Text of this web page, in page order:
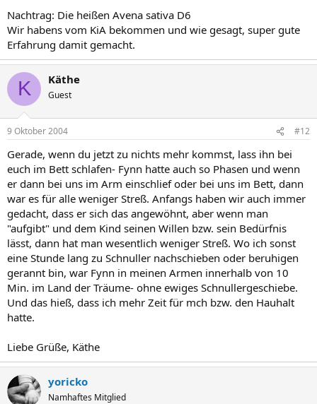
Nachtrag: Die heißen Avena sativa D6
Wir habens vom KiA bekommen und wie gesagt, super gute
Erfahrung damit gemacht.
K Käthe
Guest
9 Oktober 2004 #12
Gerade, wenn du jetzt zu nichts mehr kommst, lass ihn bei
euch im Bett schlafen- Fynn hatte auch so Phasen und wenn
er dann bei uns im Arm einschlief oder bei uns im Bett, dann
war es für alle weniger Streß. Anfangs haben wir auch immer
gedacht, dass er sich das angewöhnt, aber wenn man
"aufgibt" und dem Kind seinen Willen bzw. sein Bedürfnis
lässt, dann hat man wesentlich weniger Streß. Wo ich sonst
eine Stunde lang zu Schnuller nachschieben oder beruhigen
gerannt bin, war Fynn in meinen Armen innerhalb von 10
Min. im Land der Träume- ohne ewiges Schnullergeschiebe.
Und das hieß, dass ich mehr Zeit für mch bzw. den Hauhalt
hatte.
Liebe Grüße, Käthe
yoricko
Namhaftes Mitglied